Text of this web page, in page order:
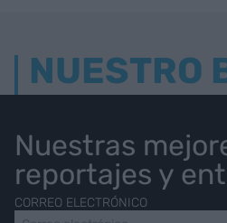
NUESTRO
Nuestras
reportajes y
CORREO ELECTRÓNICO